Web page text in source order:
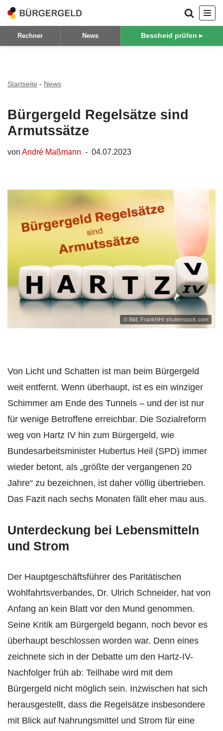
Zum
Inhalt
Rechner News Bescheid prüfen ▸
Startseite - News
Bürgergeld Regelsätze sind
Armutssätze
von André Maßmann 04.07.2023
© Bild: FrankHH/ shutterstock.com
Von Licht und Schatten ist man beim Bürgergeld
weit entfernt. Wenn überhaupt, ist es ein winziger
Schimmer am Ende des Tunnels – und der ist nur
für wenige Betroffene erreichbar. Die Sozialreform
weg von Hartz IV hin zum Bürgergeld, wie
Bundesarbeitsminister Hubertus Heil (SPD) immer
wieder betont, als „größte der vergangenen 20
Jahre“ zu bezeichnen, ist daher völlig übertrieben.
Das Fazit nach sechs Monaten fällt eher mau aus.
Unterdeckung bei Lebensmitteln
und Strom
Der Hauptgeschäftsführer des Paritätischen
Wohlfahrtsverbandes, Dr. Ulrich Schneider, hat von
Anfang an kein Blatt vor den Mund genommen.
Seine Kritik am Bürgergeld begann, noch bevor es
überhaupt beschlossen worden war. Denn eines
zeichnete sich in der Debatte um den Hartz-IV-
Nachfolger früh ab: Teilhabe wird mit dem
Bürgergeld nicht möglich sein. Inzwischen hat sich
herausgestellt, dass die Regelsätze insbesondere
mit Blick auf Nahrungsmittel und Strom für eine